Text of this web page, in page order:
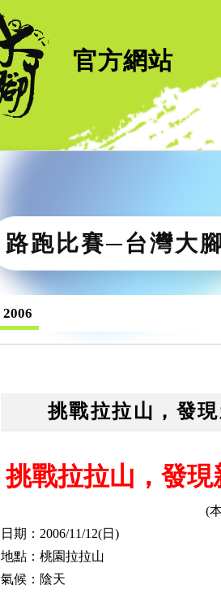
官方網站
路跑比賽─台灣大
2006
挑戰拉拉山，發
挑戰拉拉山，發
(
日期：2006/11/12(日)
地點：桃園拉拉山
氣候：陰天